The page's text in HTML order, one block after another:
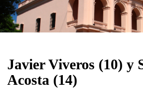
Javier Viveros (10) y
Acosta (14)